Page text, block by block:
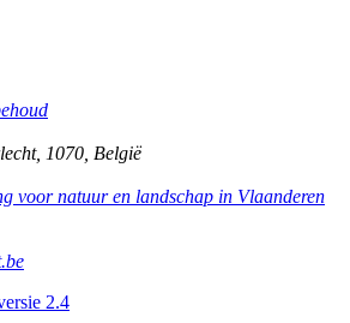
, 1070 België
voor natuur en landschap in Vlaanderen
2.4